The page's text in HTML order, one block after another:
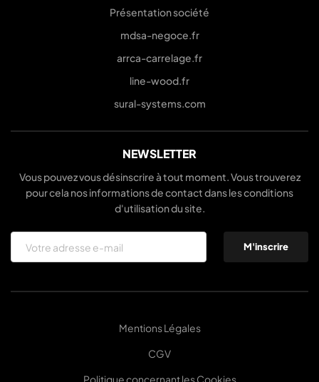
Présentation société
mdsa-negoce.fr
arrca-carrelage.fr
line-wood.fr
sural-systems.com
NEWSLETTER
Vous pouvez vous désinscrire à tout moment. Vous trouverez
pour cela nos informations de contact dans les conditions
d'utilisation du site.
Mentions Légales
CGV
Politique concernant les Cookies